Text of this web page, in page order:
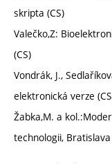
skripta (CS)
Valečko,Z:
(CS)
Vondrák, J.,
elektronická verze
Žabka,M. a
technologii, Bratislava